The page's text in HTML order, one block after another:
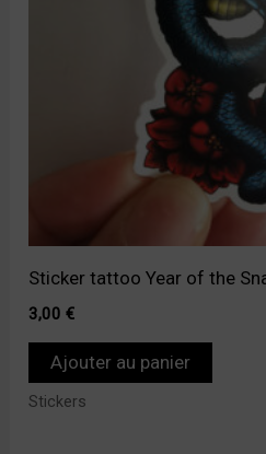
Sticker tattoo Year of the
3,00€
Ajouter au panier
Stickers